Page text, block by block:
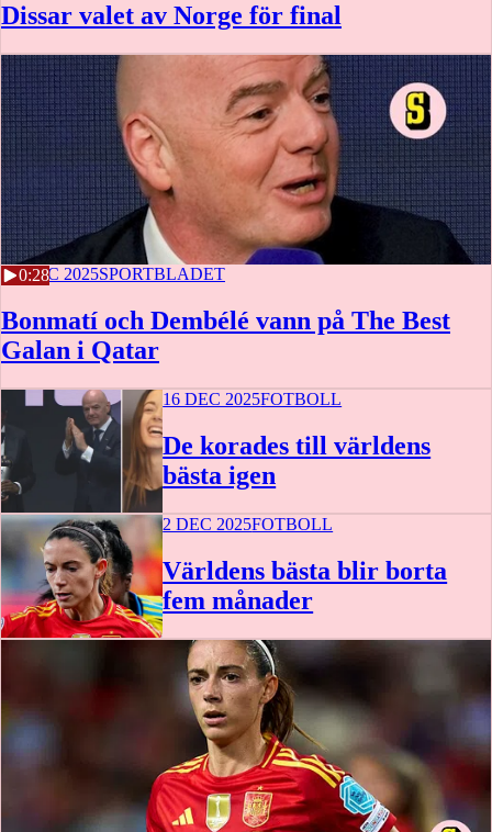
Dissar valet av Norge för final
0:28
16 DEC 2025SPORTBLADET
Bonmatí och Dembélé vann på The Best
Galan i Qatar
16 DEC 2025FOTBOLL
De korades till världens
bästa igen
2 DEC 2025FOTBOLL
Världens bästa blir borta
fem månader